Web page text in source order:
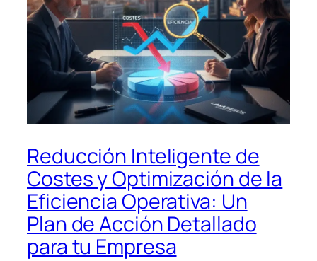
Reducción Inteligente de
Costes y Optimización de la
Eficiencia Operativa: Un
Plan de Acción Detallado
para tu Empresa